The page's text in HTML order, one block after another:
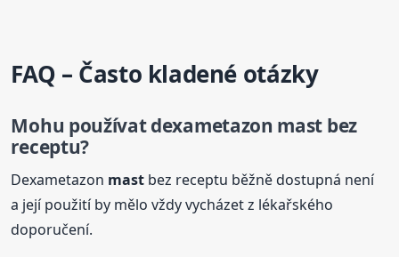
FAQ – Často kladené otázky
Mohu používat dexametazon mast bez
receptu?
Dexametazon mast bez receptu běžně dostupná není
a její použití by mělo vždy vycházet z lékařského
doporučení.